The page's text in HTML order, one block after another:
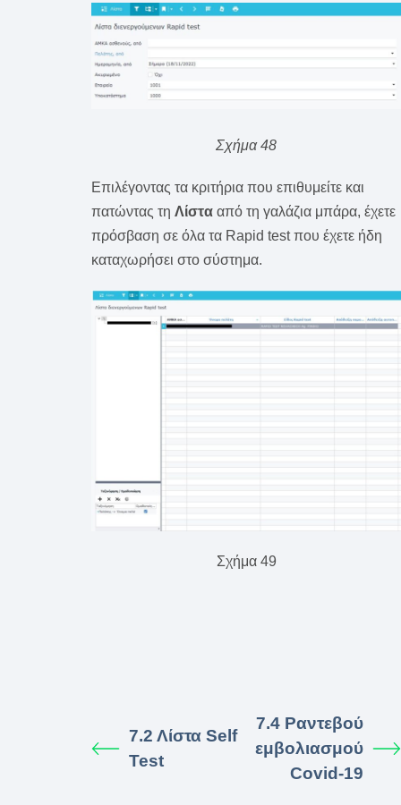
Σχήμα 48
Επιλέγοντας τα κριτήρια που επιθυμείτε και
πατώντας τη Λίστα από τη γαλάζια μπάρα, έχετε
πρόσβαση σε όλα τα Rapid test που έχετε ήδη
καταχωρήσει στο σύστημα.
Σχήμα 49
7.2 Λίστα Self
Test
7.4 Ραντεβού
εμβολιασμού
Covid-19